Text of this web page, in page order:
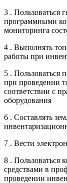
3 . Пользоваться
программными
мониторинга
4 . Выполнять
работы при
5 . Пользоваться
при проведении
соответствии с
оборудования
6 . Составлять
7 . Вести
8 .
средствами в
проведении